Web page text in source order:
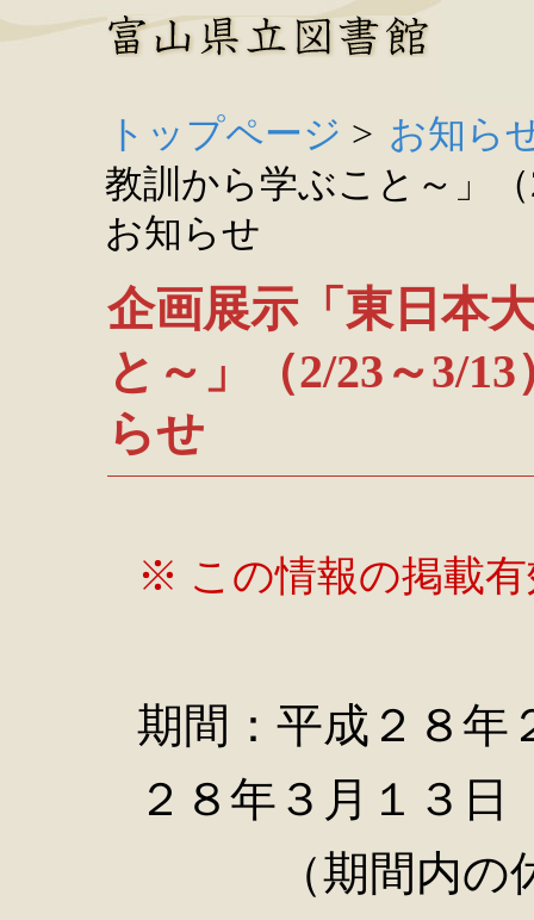
トップページ > お知ら
教訓から学ぶこと～」
お知らせ
企画展示「東日本
と～」（2/23～3/
らせ
※ この情報の掲載
期間：平成２８年
２８年３月１３日
（期間内の休